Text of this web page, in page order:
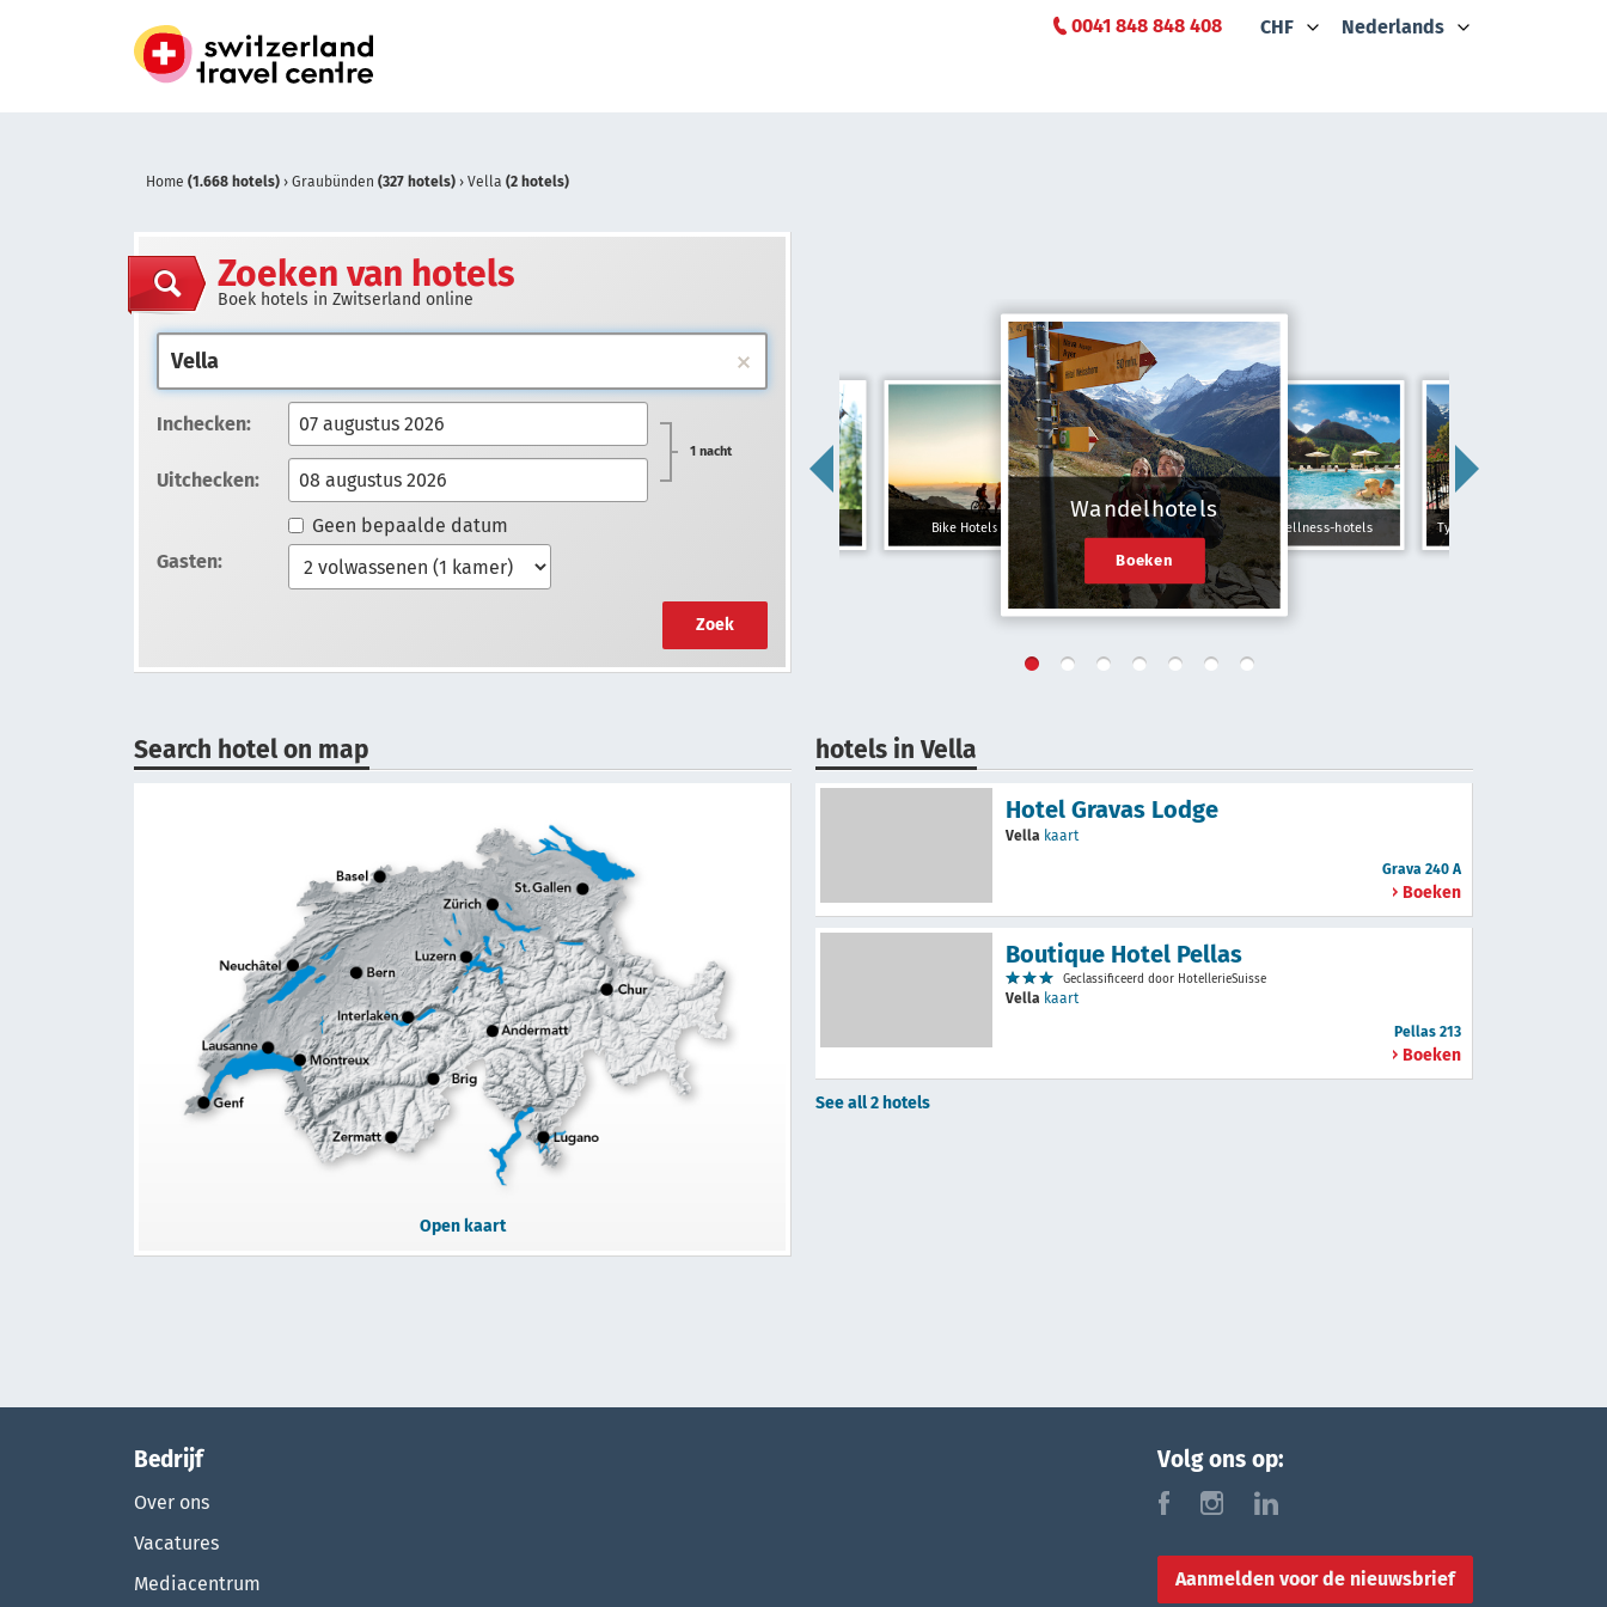
0041 848 848 408 CHF Nederlands
Home (1.668 hotels) › Graubünden (327 hotels) › Vella (2 hotels)
Zoeken van hotels
Boek hotels in Zwitserland online
Inchecken:
Uitchecken:
1 nacht
Geen bepaalde datum
Gasten:
Zoek
Bike Hotels
Wandelhotels
Boeken
Wellness-hotels Typically Swiss Hotels
Search hotel on map
Open kaart
hotels in Vella
Hotel Gravas Lodge
Vella kaart
Grava 240 A
Boeken
Boutique Hotel Pellas
Geclassificeerd door HotellerieSuisse
Vella kaart
Pellas 213
Boeken
See all 2 hotels
Bedrijf
Over ons
Vacatures
Mediacentrum
Volg ons op:
f i l
Aanmelden voor de nieuwsbrief